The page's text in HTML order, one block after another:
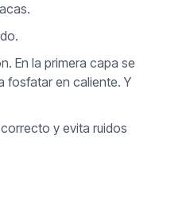
En la primera capa se
fosfatar en caliente. Y
y evita ruidos